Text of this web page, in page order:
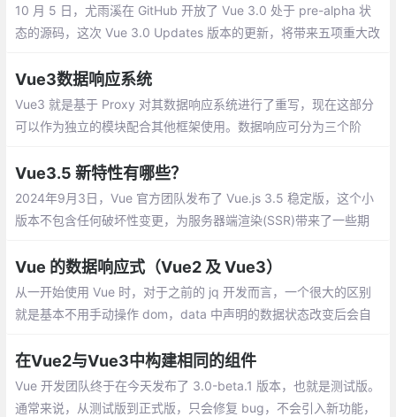
10 月 5 日，尤雨溪在 GitHub 开放了 Vue 3.0 处于 pre-alpha 状
态的源码，这次 Vue 3.0 Updates 版本的更新，将带来五项重大改
Vue3数据响应系统
Vue3 就是基于 Proxy 对其数据响应系统进行了重写，现在这部分
可以作为独立的模块配合其他框架使用。数据响应可分为三个阶
Vue3.5 新特性有哪些？
2024年9月3日，Vue 官方团队发布了 Vue.js 3.5 稳定版，这个小
版本不包含任何破坏性变更，为服务器端渲染(SSR)带来了一些期
Vue 的数据响应式（Vue2 及 Vue3）
从一开始使用 Vue 时，对于之前的 jq 开发而言，一个很大的区别
就是基本不用手动操作 dom，data 中声明的数据状态改变后会自
态发生了变化及哪里有用到这个数据需要随之修改。
在Vue2与Vue3中构建相同的组件
Vue 开发团队终于在今天发布了 3.0-beta.1 版本，也就是测试版。
通常来说，从测试版到正式版，只会修复 bug，不会引入新功能，